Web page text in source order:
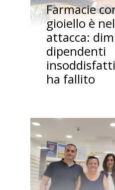
Farmacie
gioiello è
attacca:
dipendenti
ha fallito